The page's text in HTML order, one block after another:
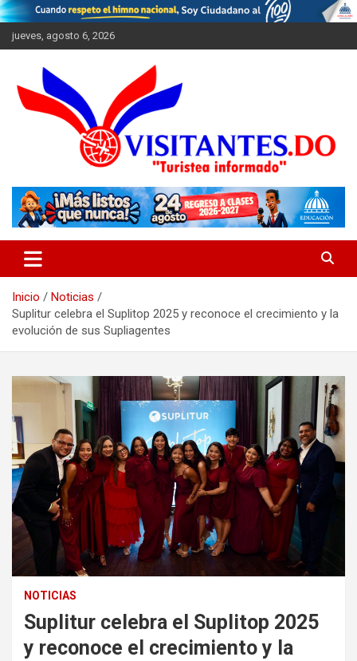
Saltar
al
contenido
jueves, agosto 6, 2026
Visitantes
Inicio
Noticias
Suplitur celebra el Suplitop 2025 y reconoce el crecimiento y la
evolución de sus Supliagentes
NOTICIAS
Suplitur celebra el Suplitop 2025
y reconoce el crecimiento y la